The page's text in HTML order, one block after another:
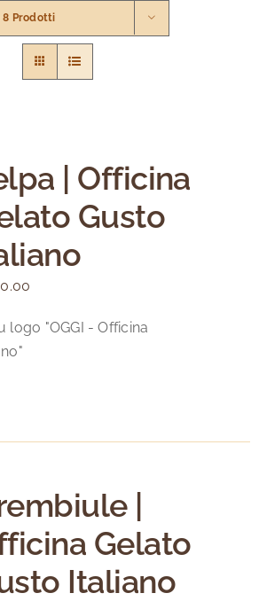
8 Prodotti
| Officina
Gusto
logo "OGGI - Officina
|
Gelato
Italiano